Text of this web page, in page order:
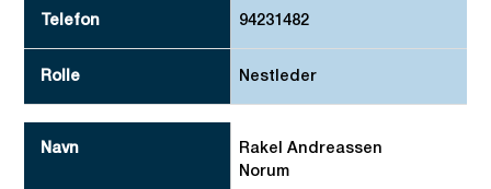
94231482
Nestleder
Rakel Andreassen
Norum